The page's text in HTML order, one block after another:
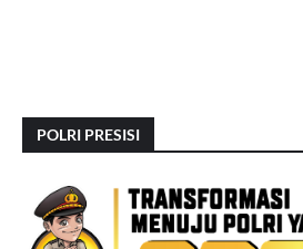
POLRI PRESISI